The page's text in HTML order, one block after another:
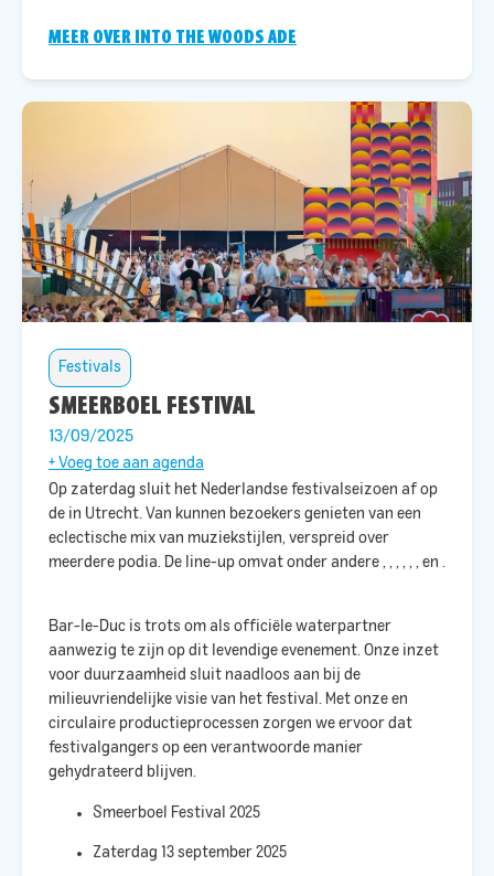
MEER OVER INTO THE WOODS ADE
Festivals
SMEERBOEL FESTIVAL
13/09/2025
+ Voeg toe aan agenda
Op zaterdag sluit het Nederlandse festivalseizoen af op
de in Utrecht. Van kunnen bezoekers genieten van een
eclectische mix van muziekstijlen, verspreid over
meerdere podia. De line-up omvat onder andere , , , , , , en .
Bar-le-Duc is trots om als officiële waterpartner
aanwezig te zijn op dit levendige evenement. Onze inzet
voor duurzaamheid sluit naadloos aan bij de
milieuvriendelijke visie van het festival. Met onze en
circulaire productieprocessen zorgen we ervoor dat
festivalgangers op een verantwoorde manier
gehydrateerd blijven.​
Smeerboel Festival 2025
Zaterdag 13 september 2025